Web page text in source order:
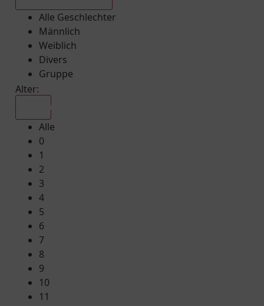
Alle Geschlechter
Männlich
Weiblich
Divers
Gruppe
Alter:
Alle
0
1
2
3
4
5
6
7
8
9
10
11